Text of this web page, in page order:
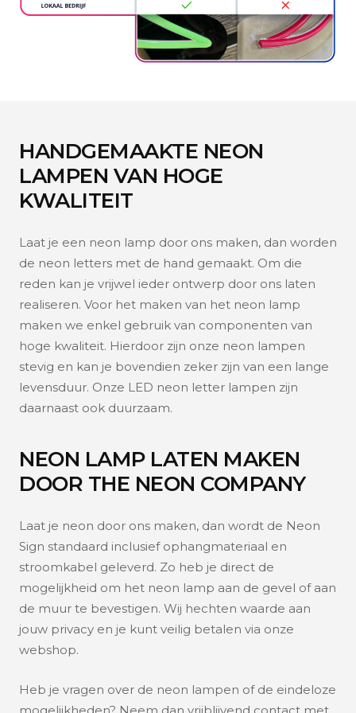
HANDGEMAAKTE NEON
LAMPEN VAN HOGE
KWALITEIT
Laat je een neon lamp door ons maken, dan worden
de neon letters met de hand gemaakt. Om die
reden kan je vrijwel ieder ontwerp door ons laten
realiseren. Voor het maken van het neon lamp
maken we enkel gebruik van componenten van
hoge kwaliteit. Hierdoor zijn onze neon lampen
stevig en kan je bovendien zeker zijn van een lange
levensduur. Onze LED neon letter lampen zijn
daarnaast ook duurzaam.
NEON LAMP LATEN MAKEN
DOOR THE NEON COMPANY
Laat je neon door ons maken, dan wordt de Neon
Sign standaard inclusief ophangmateriaal en
stroomkabel geleverd. Zo heb je direct de
mogelijkheid om het neon lamp aan de gevel of aan
de muur te bevestigen. Wij hechten waarde aan
jouw privacy en je kunt veilig betalen via onze
webshop.
Heb je vragen over de neon lampen of de eindeloze